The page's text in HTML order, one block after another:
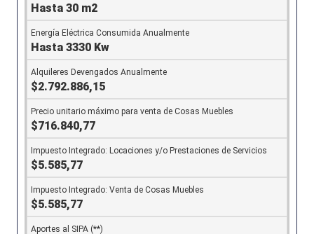
Hasta 30 m2
Hasta 3330 Kw
$2.792.886,15
$716.840,77
$5.585,77
$5.585,77